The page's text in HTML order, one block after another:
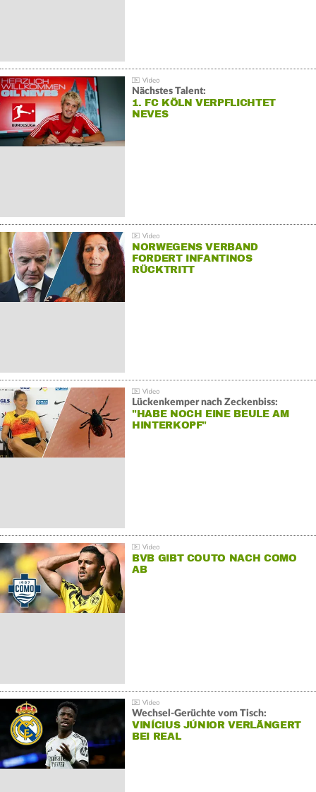
Nächstes Talent:
1. FC KÖLN VERPFLICHTET
NEVES
NORWEGENS VERBAND
FORDERT INFANTINOS
RÜCKTRITT
Lückenkemper nach Zeckenbiss:
"HABE NOCH EINE BEULE AM
HINTERKOPF"
BVB GIBT COUTO NACH COMO
AB
Wechsel-Gerüchte vom Tisch:
VINÍCIUS JÚNIOR VERLÄNGERT
BEI REAL